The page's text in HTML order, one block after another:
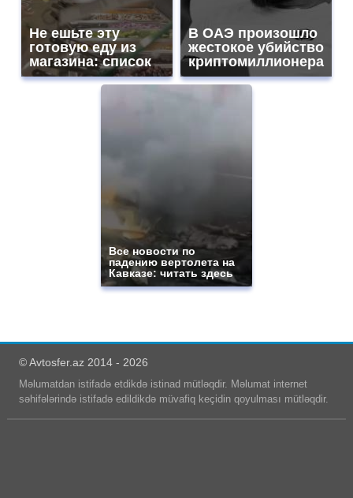
Не ешьте эту
готовую еду из
магазина: список
В ОАЭ произошло
жестокое убийство
криптомиллионера
Все новости по
падению вертолета на
Кавказе: читать здесь
© Avtosfer.az 2014 - 2026
Məlumatdan istifadə etdikdə istinad mütləqdir. Məlumat internet
səhifələrində istifadə edildikdə müvafiq keçidin qoyulması mütləqdir.